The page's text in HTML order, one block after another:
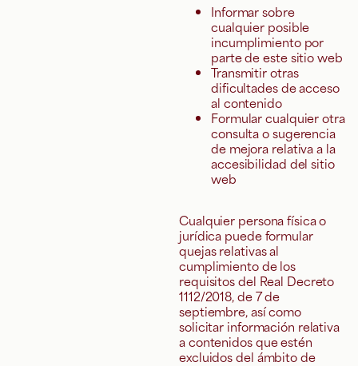
Informar sobre
cualquier posible
incumplimiento por
parte de este sitio web
Transmitir otras
dificultades de acceso
al contenido
Formular cualquier otra
consulta o sugerencia
de mejora relativa a la
accesibilidad del sitio
web
Cualquier persona física o
jurídica puede formular
quejas relativas al
cumplimiento de los
requisitos del Real Decreto
1112/2018, de 7 de
septiembre, así como
solicitar información relativa
a contenidos que estén
excluidos del ámbito de